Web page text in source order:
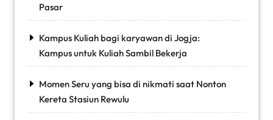
Pasar
Kampus Kuliah bagi karyawan di Jogja:
Kampus untuk Kuliah Sambil Bekerja
Momen Seru yang bisa di nikmati saat Nonton
Kereta Stasiun Rewulu